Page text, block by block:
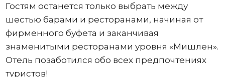
Гостям останется только выбрать между
шестью барами и ресторанами, начиная от
фирменного буфета и заканчивая
знаменитыми ресторанами уровня «Мишлен».
Отель позаботился обо всех предпочтениях
туристов!